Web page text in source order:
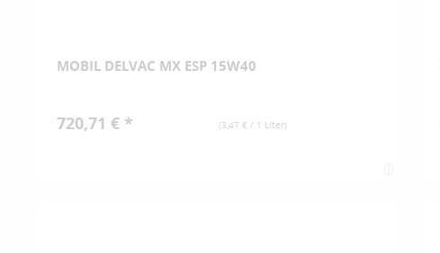
MOBIL DELVAC MX ESP 15W40
(3,47 € / 1 Liter)
720,71 € *